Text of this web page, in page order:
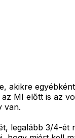
akikre
MI előtt is az
van.
legalább 3/4-ét